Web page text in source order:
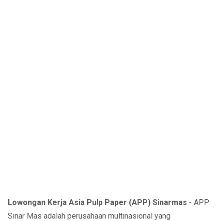
Lowongan Kerja Asia Pulp Paper (APP) Sinarmas - APP
Sinar Mas adalah perusahaan multinasional yang